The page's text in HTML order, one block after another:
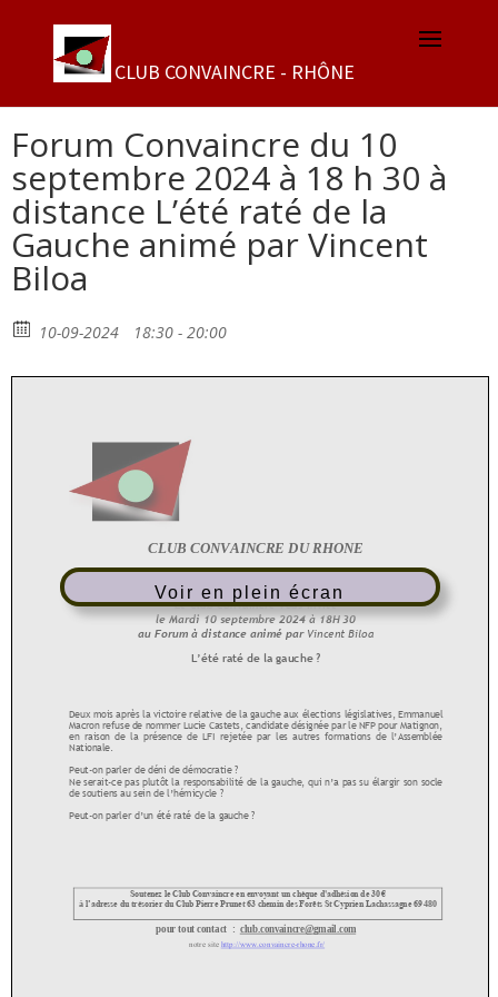
Forum Convaincre du 10
septembre 2024 à 18 h 30 à
distance L’été raté de la
Gauche animé par Vincent
Biloa
10-09-2024 18:30 - 20:00
Voir en plein écran